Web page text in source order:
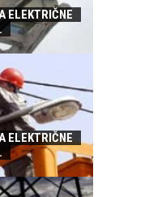
ELEKTRIČNE
ELEKTRIČNE